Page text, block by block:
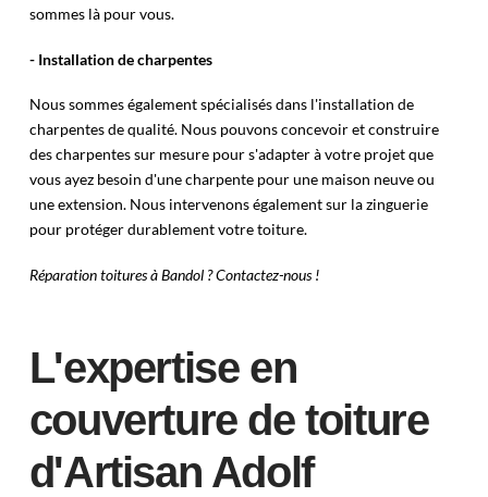
sommes là pour vous.
- Installation de charpentes
Nous sommes également spécialisés dans l'installation de
charpentes de qualité. Nous pouvons concevoir et construire
des charpentes sur mesure pour s'adapter à votre projet que
vous ayez besoin d'une charpente pour une maison neuve ou
une extension. Nous intervenons également sur la zinguerie
pour protéger durablement votre toiture.
Réparation toitures à Bandol ? Contactez-nous !
L'expertise en
couverture de toiture
d'Artisan Adolf